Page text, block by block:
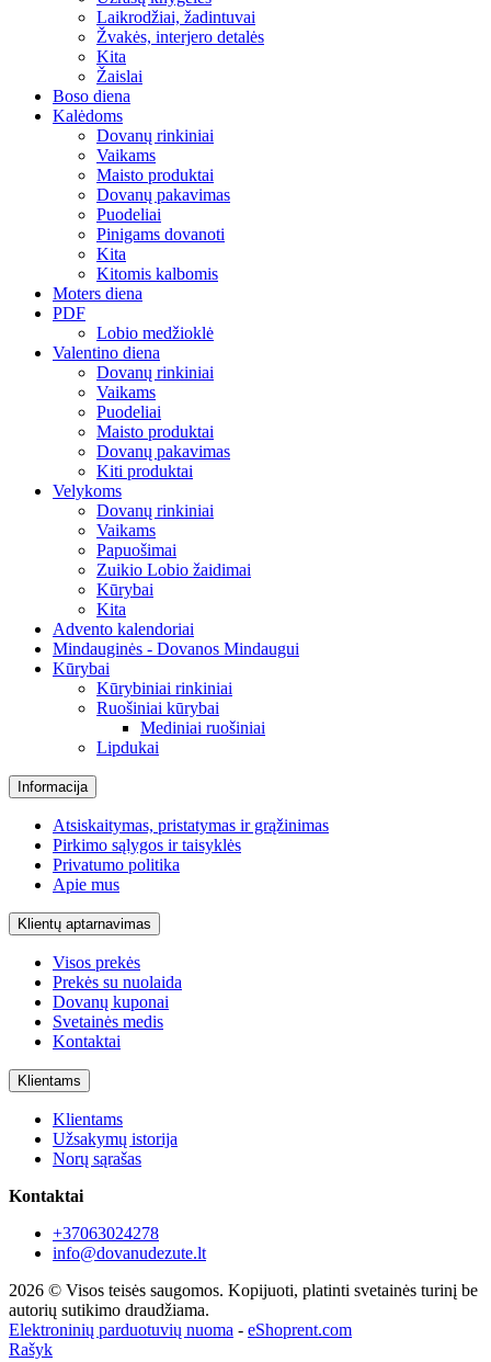
Laikrodžiai, žadintuvai
Žvakės, interjero detalės
Kita
Žaislai
Boso diena
Kalėdoms
Dovanų rinkiniai
Vaikams
Maisto produktai
Dovanų pakavimas
Puodeliai
Pinigams dovanoti
Kita
Kitomis kalbomis
Moters diena
PDF
Lobio medžioklė
Valentino diena
Dovanų rinkiniai
Vaikams
Puodeliai
Maisto produktai
Dovanų pakavimas
Kiti produktai
Velykoms
Dovanų rinkiniai
Vaikams
Papuošimai
Zuikio Lobio žaidimai
Kūrybai
Kita
Advento kalendoriai
Mindauginės - Dovanos Mindaugui
Kūrybai
Kūrybiniai rinkiniai
Ruošiniai kūrybai
Mediniai ruošiniai
Lipdukai
Informacija
Atsiskaitymas, pristatymas ir grąžinimas
Pirkimo sąlygos ir taisyklės
Privatumo politika
Apie mus
Klientų aptarnavimas
Visos prekės
Prekės su nuolaida
Dovanų kuponai
Svetainės medis
Kontaktai
Klientams
Klientams
Užsakymų istorija
Norų sąrašas
Kontaktai
+37063024278
info@dovanudezute.lt
2026 © Visos teisės saugomos. Kopijuoti, platinti svetainės turinį be
autorių sutikimo draudžiama.
Elektroninių parduotuvių nuoma - eShoprent.com
Rašyk